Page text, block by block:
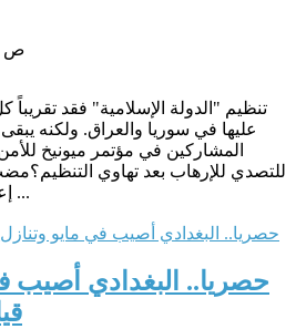
07/03/2018 05:19:00 ص
تنظيم "الدولة الإسلامية" فقد
عليها في سوريا والعراق. ولكنه
المشاركين في مؤتمر ميونيخ
للتصدي للإرهاب بعد تهاوي
إعلان أبي بكر البغدادي، الذي ...
حصريا.. البغدادي أصيب